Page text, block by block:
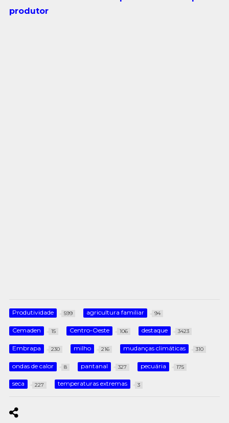
produtor
Produtividade 599 agricultura familiar 94
Cemaden 15 Centro-Oeste 106 destaque 3423
Embrapa 230 milho 216 mudanças climáticas 310
ondas de calor 8 pantanal 327 pecuária 175
seca 227 temperaturas extremas 3